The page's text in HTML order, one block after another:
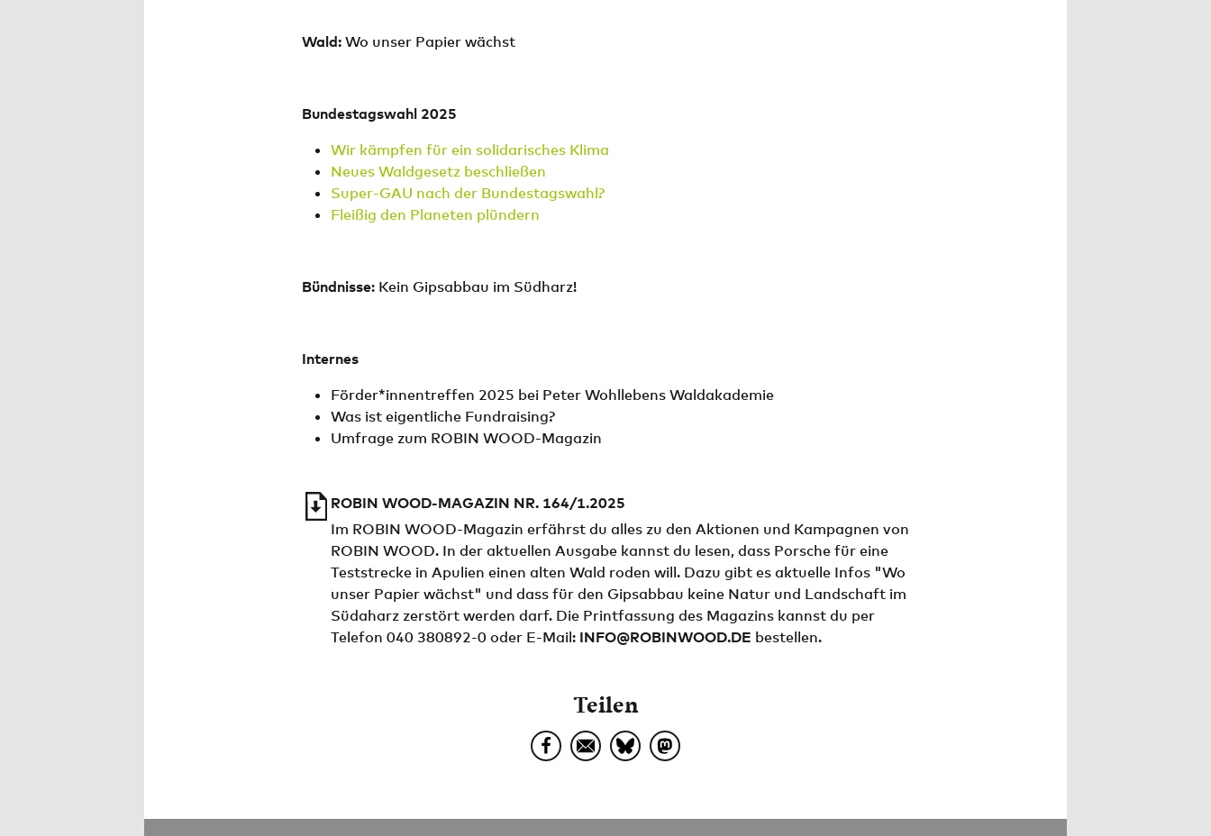
Wald:Wo unser Papier wächst
Bundestagswahl 2025
Wir kämpfen für ein solidarisches Klima
Neues Waldgesetz beschließen
Super-GAU nach der Bundestagswahl?
Fleißig den Planeten plündern
Bündnisse: Kein Gipsabbau im Südharz!
Internes
Förder*innentreffen 2025 bei Peter Wohllebens Waldakademie
Was ist eigentliche Fundraising?
Umfrage zum ROBIN WOOD-Magazin
ROBIN WOOD-MAGAZIN NR. 164/1.2025
Im ROBIN WOOD-Magazin erfährst du alles zu den Aktionen und Kampagnen von
ROBIN WOOD. In der aktuellen Ausgabe kannst du lesen, dass Porsche für eine
Teststrecke in Apulien einen alten Wald roden will. Dazu gibt es aktuelle Infos "Wo
unser Papier wächst" und dass für den Gipsabbau keine Natur und Landschaft im
Südaharz zerstört werden darf. Die Printfassung des Magazins kannst du per
Telefon 040 380892-0 oder E-Mail: INFO@ROBINWOOD.DE bestellen.
Teilen